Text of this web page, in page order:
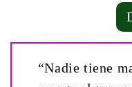
“Nadie tiene